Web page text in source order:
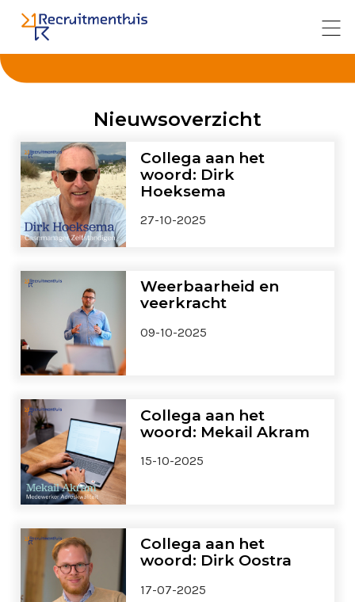
Nieuwsoverzicht
Collega aan het
woord: Dirk
Hoeksema
27-10-2025
Weerbaarheid en
veerkracht
09-10-2025
Collega aan het
woord: Mekail Akram
15-10-2025
Collega aan het
woord: Dirk Oostra
17-07-2025